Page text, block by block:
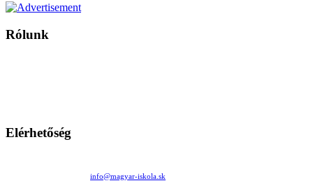
Rólunk
Elérhetőség
info@magyar-iskola.sk